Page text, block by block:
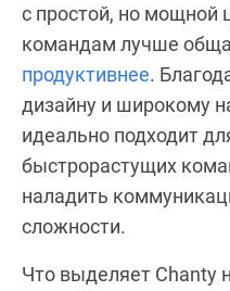
с простой, но
командам лучше
продуктивнее.
дизайну и широкому
идеально подходит
быстрорастущих
наладить
сложности.
Что выделяет Chanty